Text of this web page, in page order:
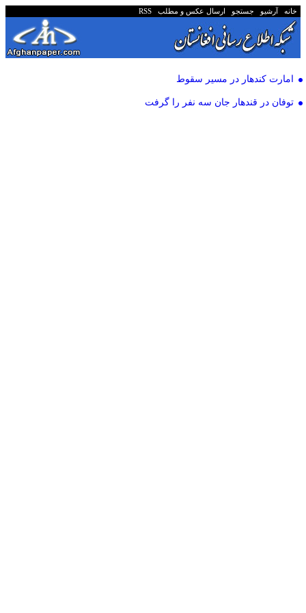
خانه آرشیو جستجو ارسال عکس و مطلب RSS
امارت کندهار در مسیر سقوط
توفان در قندهار جان سه نفر را گرفت